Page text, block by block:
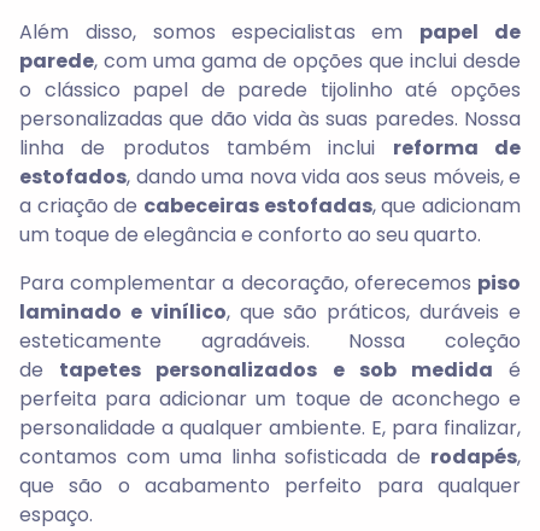
Além disso, somos especialistas em papel de
parede, com uma gama de opções que inclui desde
o clássico papel de parede tijolinho até opções
personalizadas que dão vida às suas paredes. Nossa
linha de produtos também inclui reforma de
estofados, dando uma nova vida aos seus móveis, e
a criação de cabeceiras estofadas, que adicionam
um toque de elegância e conforto ao seu quarto.
Para complementar a decoração, oferecemos piso
laminado e vinílico, que são práticos, duráveis e
esteticamente agradáveis. Nossa coleção
de tapetes personalizados e sob medida é
perfeita para adicionar um toque de aconchego e
personalidade a qualquer ambiente. E, para finalizar,
contamos com uma linha sofisticada de rodapés,
que são o acabamento perfeito para qualquer
espaço.